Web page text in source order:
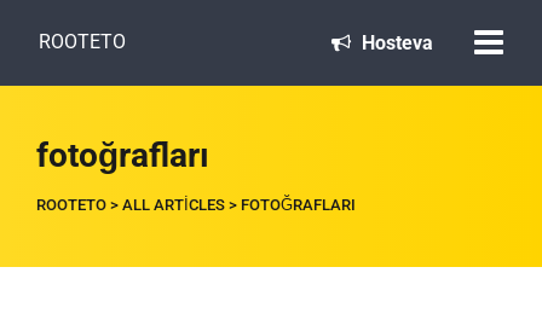
ROOTETO Hosteva
fotoğrafları
ROOTETO > ALL ARTICLES > FOTOĞRAFLARI